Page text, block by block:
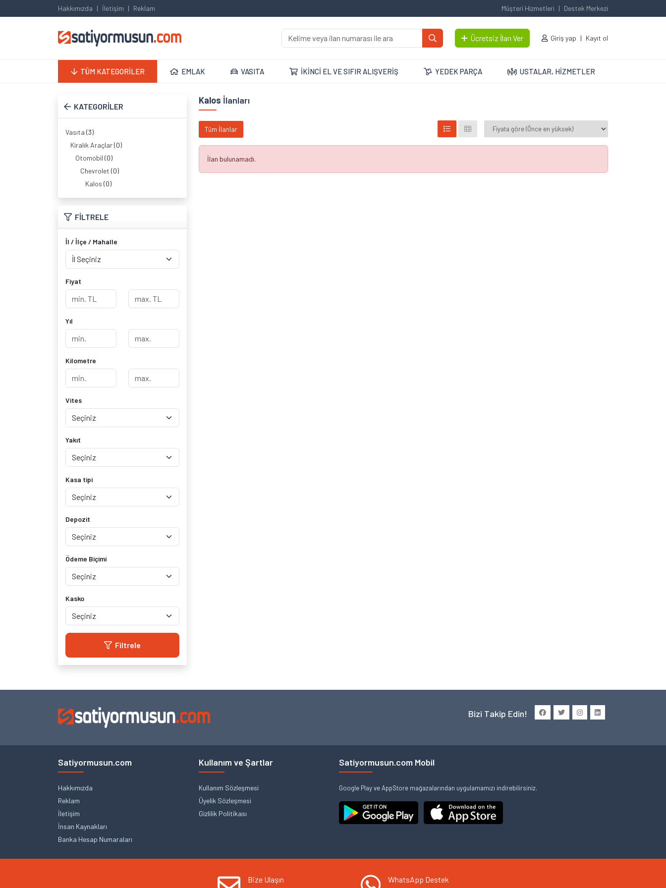
Hakkımızda İletişim Reklam Müşteri Hizmetleri Destek Merkezi
Ücretsiz İlan Ver Giriş yap Kayıt ol
TÜM KATEGORİLER EMLAK VASITA İKİNCİ EL VE SIFIR ALIŞVERİŞ YEDEK PARÇA USTALAR, HİZMETLER
KATEGORİLER
Vasıta (3)
Kiralık Araçlar(0)
Otomobil (0)
Chevrolet (0)
Kalos (0)
FİLTRELE
İl / İlçe / Mahalle
Fiyat
Yıl
Kilometre
Vites
Yakıt
Kasa tipi
Depozit
Ödeme Biçimi
Kasko
Filtrele
Kalos İlanları
Tüm İlanlar
İlan bulunamadı.
Bizi Takip Edin!
Satiyormusun.com
Hakkımızda
Reklam
İletişim
İnsan Kaynakları
Banka Hesap Numaraları
Kullanım ve Şartlar
Kullanım Sözleşmesi
Üyelik Sözleşmesi
Gizlilik Politikası
Satiyormusun.com Mobil
Google Play ve AppStore mağazalarından uygulamamızı indirebilirsiniz.
Bize Ulaşın
WhatsApp Destek